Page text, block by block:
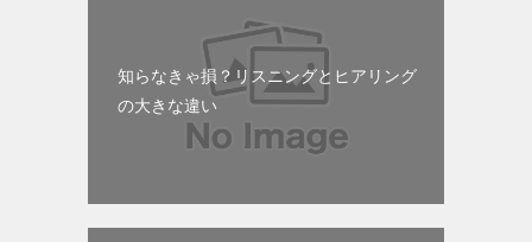
知らなきゃ損？リスニングとヒアリング
の大きな違い